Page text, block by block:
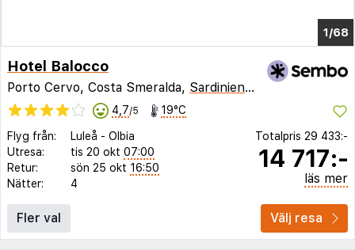
1/64
Hotel Balocco
Porto Cervo, Costa Smeralda, Sardinien,Italien
4,7/5 19°C
Flyg från: Luleå - Olbia
Utresa:
tis 20 okt 07:00
Retur:
sön 25 okt 16:50
Nätter:
4
Totalpris 29 433:-
14 717:-
läs mer
Fler val Välj resa